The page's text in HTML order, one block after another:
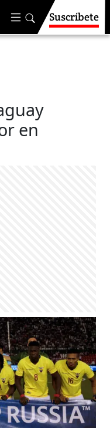
Suscríbete
en